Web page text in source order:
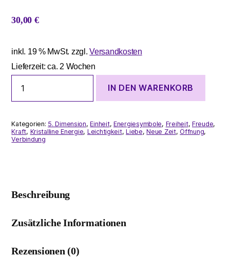
30,00 €
inkl. 19 % MwSt. zzgl.Versandkosten
Lieferzeit:ca. 2 Wochen
Zeit!
Wassermannzeitalter
IN DEN WARENKORB
Kategorien: 5. Dimension,Einheit, Energiesymbole, Freiheit, Freude,
Kraft, Kristalline Energie, Leichtigkeit,Liebe,Neue Zeit,Öffnung,
Verbindung
Beschreibung
Zusätzliche Informationen
Rezensionen (0)